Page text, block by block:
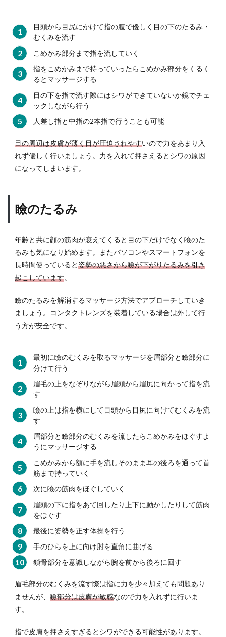
目頭から目尻にかけて指の腹で優しく目の下のたるみ・
むくみを流す
こめかみ部分まで指を流していく
指をこめかみまで持っていったらこめかみ部分をくるく
るとマッサージする
目の下を指で流す際にはシワができていないか鏡でチェ
ックしながら行う
人差し指と中指の2本指で行うことも可能
目の周辺は皮膚が薄く目が圧迫されやすいので力をあまり入
れず優しく行いましょう。力を入れて押さえるとシワの原因
になってしまいます。
瞼のたるみ
年齢と共に顔の筋肉が衰えてくると目の下だけでなく瞼のた
るみも気になり始めます。またパソコンやスマートフォンを
長時間使っていると姿勢の悪さから瞼が下がりたるみを引き
起こしています。
瞼のたるみを解消するマッサージ方法でアプローチしていき
ましょう。コンタクトレンズを装着している場合は外して行
う方が安全です。
最初に瞼のむくみを取るマッサージを眉部分と瞼部分に
分けて行う
眉毛の上をなぞりながら眉頭から眉尻に向かって指を流
す
瞼の上は指を横にして目頭から目尻に向けてむくみを流
す
眉部分と瞼部分のむくみを流したらこめかみをほぐすよ
うにマッサージする
こめかみから額に手を流しそのまま耳の後ろを通って首
筋まで持っていく
次に瞼の筋肉をほぐしていく
眉頭の下に指をあて回したり上下に動かしたりして筋肉
をほぐす
最後に姿勢を正す体操を行う
手のひらを上に向け肘を直角に曲げる
鎖骨部分を意識しながら腕を前から後ろに回す
眉毛部分のむくみを流す際は指に力を少々加えても問題あり
ませんが、 瞼部分は皮膚が敏感なので力を入れずに行いま
す。
指で皮膚を押さえすぎるとシワができる可能性があります。